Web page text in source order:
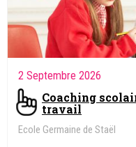
2 Septembre 2026
Coaching
travail
Ecole Germaine de Staël